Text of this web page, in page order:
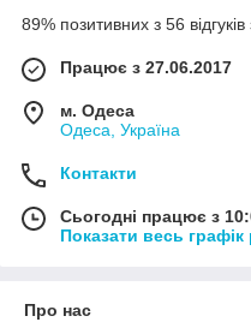
89% позитивних з 56 відгуків
Працює з 27.06.2017
м. Одеса
Одеса, Україна
Контакти
Сьогодні працює з
Показати весь графік
Про нас